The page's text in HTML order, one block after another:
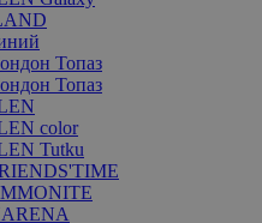
Топаз
Топаз
color
Tutku